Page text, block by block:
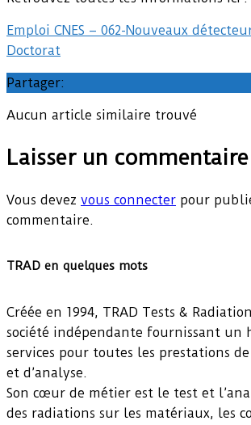
Emploi CNES – 062-Nouveaux
Doctorat
Partager:
Aucun article similaire trouvé
Laisser un commentaire
Vous devez vous connecter pour
commentaire.
TRAD en quelques mots
Créée en 1994, TRAD Tests &
société indépendante fournissant un
services pour toutes les prestations
et d’analyse.
Son cœur de métier est le test et
des radiations sur les matériaux, les